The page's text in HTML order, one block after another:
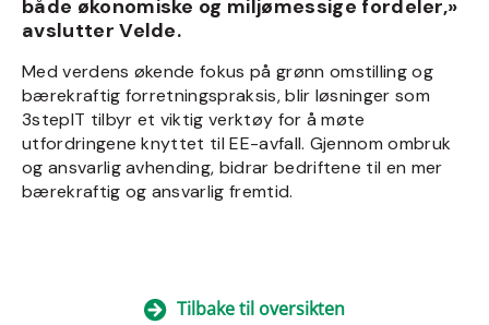
både økonomiske og miljømessige fordeler,»
avslutter Velde.
Med verdens økende fokus på grønn omstilling og
bærekraftig forretningspraksis, blir løsninger som
3stepIT tilbyr et viktig verktøy for å møte
utfordringene knyttet til EE-avfall. Gjennom ombruk
og ansvarlig avhending, bidrar bedriftene til en mer
bærekraftig og ansvarlig fremtid.
Tilbake til oversikten